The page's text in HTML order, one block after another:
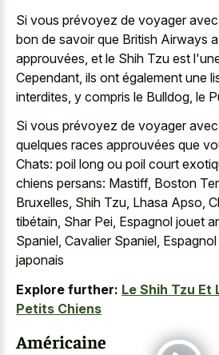
Si vous prévoyez de voyager
bon de savoir que British Airways
approuvées, et le Shih Tzu est
Cependant, ils ont également une
interdites, y compris le Bulldog, le
Si vous prévoyez de voyager
quelques races approuvées que
Chats: poil long ou poil court
chiens persans: Mastiff, Boston
Bruxelles, Shih Tzu, Lhasa Apso,
tibétain, Shar Pei, Espagnol jouet
Spaniel, Cavalier Spaniel,
japonais
Explore further: Le Shih Tzu Et
Petits Chiens
Américaine